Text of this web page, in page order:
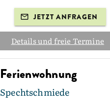
JETZT ANFRAGEN
Details und freie Termine
Ferienwohnung
Spechtschmiede